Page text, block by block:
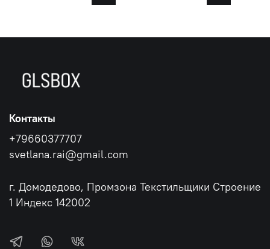
Контакты
+79660377707
svetlana.rai@gmail.com
г. Домодедово, Промзона Текстильщики Строение
1 Индекс 142002